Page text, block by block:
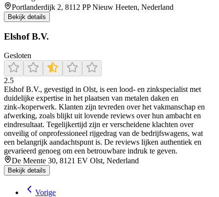
Portlanderdijk 2, 8112 PP Nieuw Heeten, Nederland
Bekijk details
Elshof B.V.
Gesloten
2.5
Elshof B.V., gevestigd in Olst, is een lood‑ en zinkspecialist met
duidelijke expertise in het plaatsen van metalen daken en
zink-/koperwerk. Klanten zijn tevreden over het vakmanschap en
afwerking, zoals blijkt uit lovende reviews over hun ambacht en
eindresultaat. Tegelijkertijd zijn er verscheidene klachten over
onveilig of onprofessioneel rijgedrag van de bedrijfswagens, wat
een belangrijk aandachtspunt is. De reviews lijken authentiek en
gevarieerd genoeg om een betrouwbare indruk te geven.
De Meente 30, 8121 EV Olst, Nederland
Bekijk details
Vorige